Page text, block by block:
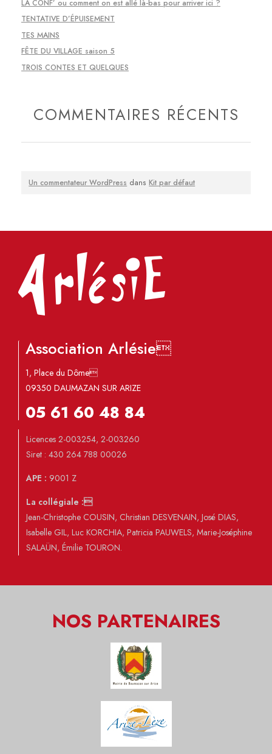
LA CONF’ ou comment on est allé là-bas pour arriver ici ?
TENTATIVE D’ÉPUISEMENT
TES MAINS
FÊTE DU VILLAGE saison 5
TROIS CONTES ET QUELQUES
COMMENTAIRES RÉCENTS
Un commentateur WordPress dansKit par défaut
Association Arlésie
1, Place du Dôme
09350 DAUMAZAN SUR ARIZE
05 61 60 48 84
Licences 2-003254, 2-003260
Siret : 430 264 788 00026
APE : 9001 Z
La collégiale :
Jean-Christophe COUSIN, Christian DESVENAIN, José DIAS,
Isabelle GIL, Luc KORCHIA, Patricia PAUWELS, Marie-Joséphine
SALAÜN, Émilie TOURON.
NOS PARTENAIRES